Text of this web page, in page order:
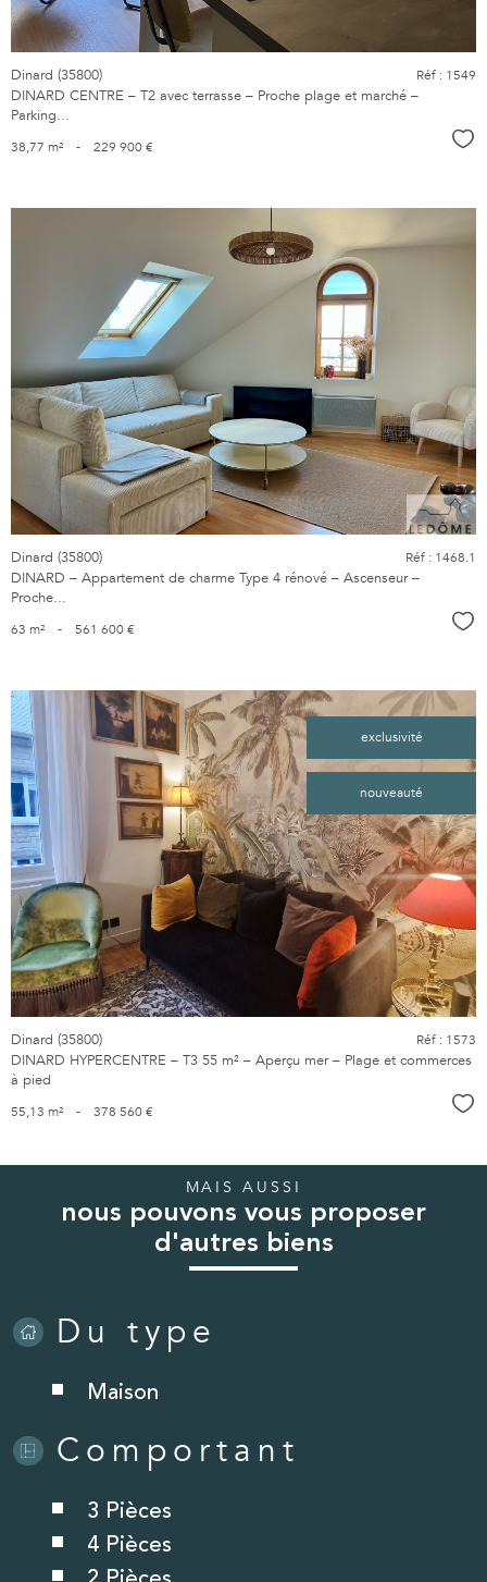
Dinard (35800)
DINARD CENTRE – T2 avec terrasse – Proche plage et marché –
Parking...
Réf : 1549
38,77 m² - 229 900 €
bien
Dinard (35800)
DINARD – Appartement de charme Type 4 rénové – Ascenseur –
Proche...
Réf : 1468.1
63 m² - 561 600 €
exclusivité
nouveauté
voir le
bien
Dinard (35800)
DINARD HYPERCENTRE – T3 55 m² – Aperçu mer – Plage et commerces
à pied
Réf : 1573
55,13 m² - 378 560 €
MAIS AUSSI
nous pouvons vous proposer
d'autres biens
Du type
Maison
Comportant
3 Pièces
4 Pièces